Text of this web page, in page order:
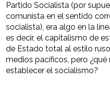
Partido Socialista (por
comunista en el sentido
socialista), era algo en la
es decir, el capitalismo de
de Estado total al estilo
medios pacíficos, pero
establecer el socialismo?